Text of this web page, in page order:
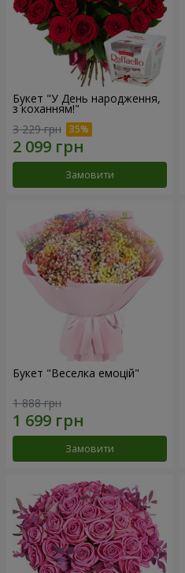
Букет "У День народження,
з коханням!"
3 229 грн
Замовити
Букет "Веселка емоцій"
1 888 грн
Замовити